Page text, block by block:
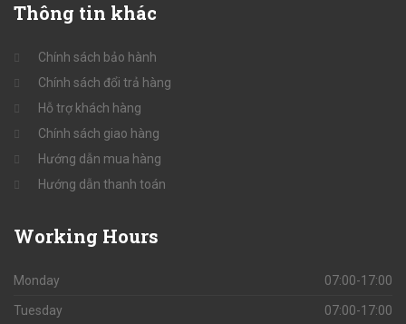
Thông tin khác
Chính sách bảo hành
Chính sách đổi trả hàng
Hỗ trợ khách hàng
Chính sách giao hàng
Hướng dẫn mua hàng
Hướng dẫn thanh toán
Working Hours
Monday 07:00-17:00
Tuesday 07:00-17:00